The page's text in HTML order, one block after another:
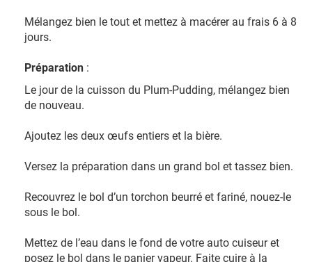
Mélangez bien le tout et mettez à macérer au frais 6 à 8
jours.
Préparation :
Le jour de la cuisson du Plum-Pudding, mélangez bien
de nouveau.
Ajoutez les deux œufs entiers et la bière.
Versez la préparation dans un grand bol et tassez bien.
Recouvrez le bol d’un torchon beurré et fariné, nouez-le
sous le bol.
Mettez de l’eau dans le fond de votre auto cuiseur et
posez le bol dans le panier vapeur. Faite cuire à la